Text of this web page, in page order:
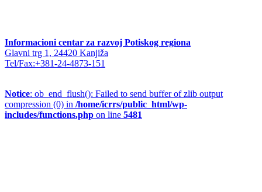
Informacioni centar za razvoj Potiskog regiona
Glavni trg 1, 24420 Kanjiža
Tel/Fax:+381-24-4873-151
Notice: ob_end_flush(): Failed to send buffer of zlib output
compression (0) in /home/icrrs/public_html/wp-
includes/functions.php on line 5481